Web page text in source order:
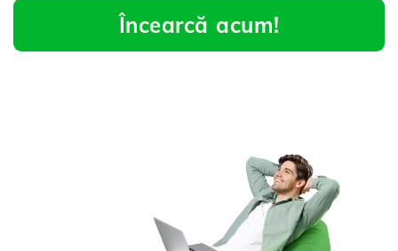
Încearcă acum!